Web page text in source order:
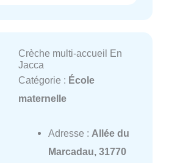
Crèche multi-accueil En
Jacca
Catégorie : École
maternelle
Adresse : Allée du
Marcadau, 31770